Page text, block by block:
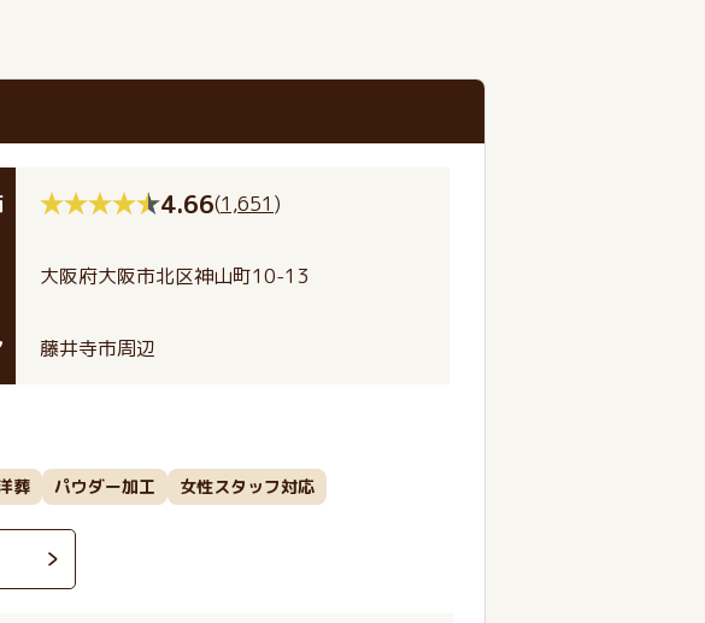
4.66(1,651 )
大阪府大阪市北区神山町10-13
藤井寺市周辺
葬 パウダー加工 女性スタッフ対応